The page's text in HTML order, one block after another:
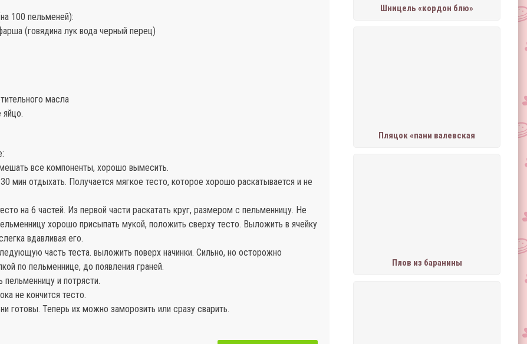
Шницель «кордон блю»
Пляцок «пани валевская
Плов из баранины
100 пельменей):
(говядина лук вода черный перец)
масла
все компоненты, хорошо вымесить.
мин отдыхать. Получается мягкое тесто, которое хорошо раскатывается и не
на 6 частей. Из первой части раскатать круг, размером с пельменницу. Не
хорошо присыпать мукой, положить сверху тесто. Выложить в ячейку
вдавливая его.
часть теста. выложить поверх начинки. Сильно, но осторожно
по пельменнице, до появления граней.
пельменницу и потрясти.
не кончится тесто.
готовы. Теперь их можно заморозить или сразу сварить.